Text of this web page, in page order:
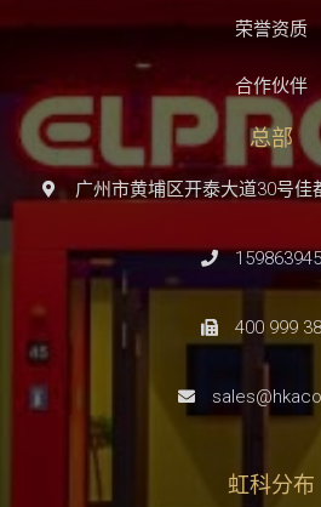
荣誉资质
合作伙伴
总部
广州市黄埔区开泰大道30号佳
400 999
虹科分布